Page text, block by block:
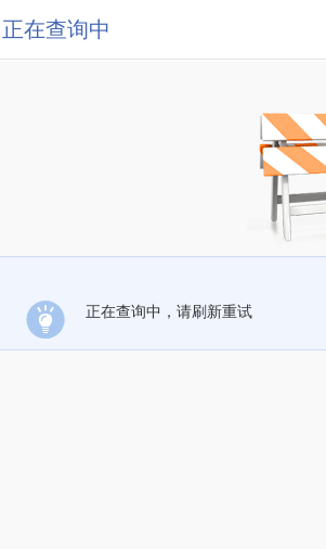
正在查询中
正在查询中，请刷新重试